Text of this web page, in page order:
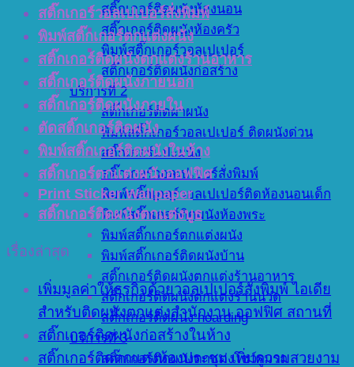
สติ๊กเกอร์ติดผนังห้องนอน
สติ๊กเกอร์ติดผนังห้องครัว
พิมพ์สติ๊กเกอร์วอลเปเปอร์
สติ๊กเกอร์ติดผนังก่อสร้าง
บริการที่ 2
สติ๊กเกอร์ติดฝาผนัง
พิมพ์สติ๊กเกอร์วอลเปเปอร์ ติดผนังด่วน
สติ๊กเกอร์แปะผนัง
สติ๊กเกอร์วอลเปเปอร์สั่งพิมพ์
พิมพ์สติ๊กเกอร์วอลเปเปอร์ติดห้องนอนเด็ก
พิมพ์สติ๊กเกอร์ติดผนังห้องพระ
พิมพ์สติ๊กเกอร์ตกแต่งผนัง
พิมพ์สติ๊กเกอร์ติดผนังบ้าน
สติ๊กเกอร์ติดผนังตกแต่งร้านอาหาร
สติ๊กเกอร์ติดผนังตกแต่งร้านนวด
สติ๊กเกอร์ติดผนัง hoarding
บริการที่ 3
สติ๊กเกอร์ติดผนังตกแต่งโชว์รูมรถ
สติ๊กเกอร์วอลเปเปอร์สั่งพิมพ์
พิมพ์สติ๊กเกอร์ตกแต่งผนัง
สติ๊กเกอร์ติดผนังตกแต่งร้านอาหาร
สติ๊กเกอร์ติดผนังภายนอก
สติ๊กเกอร์ติดผนังภายใน
ตัดสติ๊กเกอร์ติดผนัง
พิมพ์สติ๊กเกอร์ติดผนังในห้าง
สติ๊กเกอร์ตกแต่งผนังออฟฟิศ
Print Sticker Wallpaper
สติ๊กเกอร์ติดผนังตกแต่งบูธ
เรื่องล่าสุด
เพิ่มมูลค่าให้ธุรกิจด้วยวอลเปเปอร์สั่งพิมพ์ ไอเดีย
สำหรับติดผนังตกแต่งสำนักงาน ออฟฟิศ สถานที่
สติ๊กเกอร์ติดผนังก่อสร้างในห้าง
สติ๊กเกอร์ติดตกแต่งห้องประชุม เพิ่มความสวยงาม